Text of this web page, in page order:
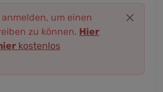
um einen
zu können. Hier
kostenlos